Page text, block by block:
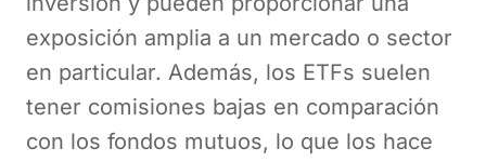
exposición amplia a un mercado o sector
en particular. Además, los ETFs suelen
tener comisiones bajas en comparación
con los fondos mutuos, lo que los hace